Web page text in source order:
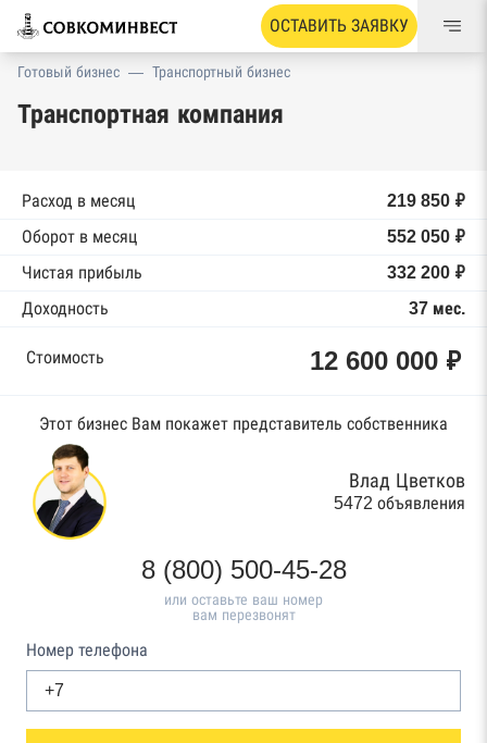
ОСТАВИТЬ ЗАЯВКУ
Готовый бизнес — Транспортный бизнес
Транспортная компания
Расход в месяц
219 850 ₽
Оборот в месяц
552 050 ₽
Чистая прибыль
332 200 ₽
Доходность
37 мес.
Стоимость 12 600 000 ₽
Этот бизнес Вам покажет представитель собственника
Влад Цветков
5472 объявления
8 (800) 500-45-28
или оставьте ваш номер
вам перезвонят
Номер телефона